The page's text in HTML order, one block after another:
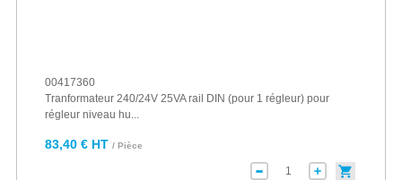
00417360
Tranformateur 240/24V 25VA rail DIN (pour 1 régleur) pour
régleur niveau hu...
83,40 € HT / Pièce